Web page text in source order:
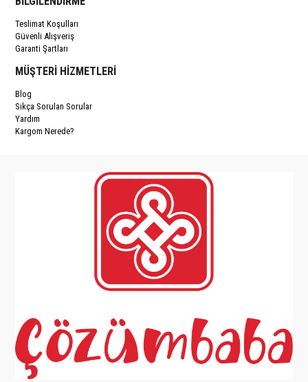
Teslimat Koşulları
Güvenli Alışveriş
Garanti Şartları
MÜŞTERİ HİZMETLERİ
Blog
Sıkça Sorulan Sorular
Yardım
Kargom Nerede?